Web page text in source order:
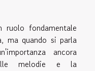
ruolo fondamentale
ma quando si parla
ancora
melodie e la